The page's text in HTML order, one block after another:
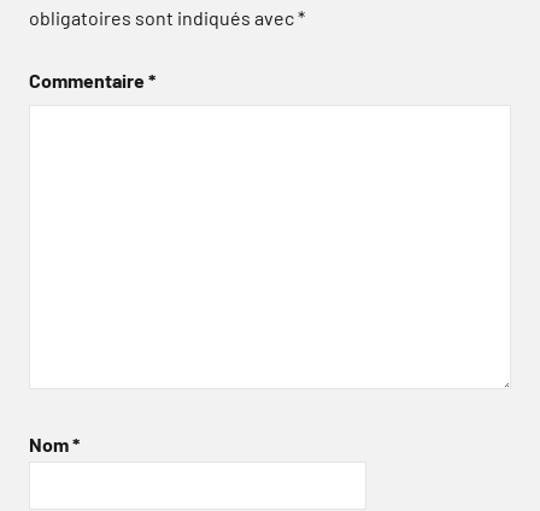
obligatoires sont indiqués avec*
Commentaire*
Nom*